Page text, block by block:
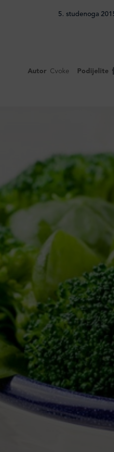
5. studenoga
Autor Cvoke Podijelite